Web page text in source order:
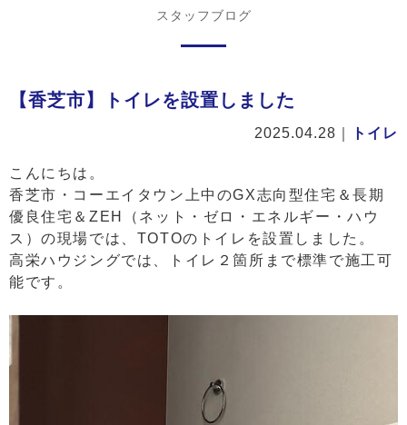
スタッフブログ
【香芝市】トイレを設置しました
2025.04.28 トイレ
こんにちは。
香芝市・コーエイタウン上中のGX志向型住宅＆長期
優良住宅＆ZEH（ネット・ゼロ・エネルギー・ハウ
ス）の現場では、TOTOのトイレを設置しました。
高栄ハウジングでは、トイレ２箇所まで標準で施工可
能です。